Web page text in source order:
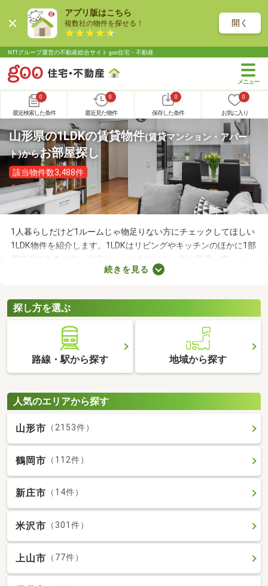
アプリ版はこちら
複数社の物件を探せる！ 開く
NTTグループ運営の不動産総合サイト goo住宅・不動産
0
最近検索した条件
0
最近見た物件
0
保存した条件
0
お気に入り
山形県の1LDKの賃貸物件(賃貸マンション・アパー
ト)からお部屋探し
該当物件数3,488件
1人暮らしだけど1ルームじゃ物足りない方にチェックしてほしい
1LDK物件を紹介します。1LDKはリビングやキッチンのほかに1部
屋確保できるので、生活スペースを分けたい方に最適。広々とし
たLDKの物件を選べば、ゆったりとくつろげる理想のお部屋に住
えるお部屋を見つけてくださいね。
続きを見る
探し方を選ぶ
路線・駅から探す 地域から探す
人気のエリアから探す
山形市 （2153件）
鶴岡市 （112件）
新庄市 （14件）
米沢市 （301件）
上山市 （77件）